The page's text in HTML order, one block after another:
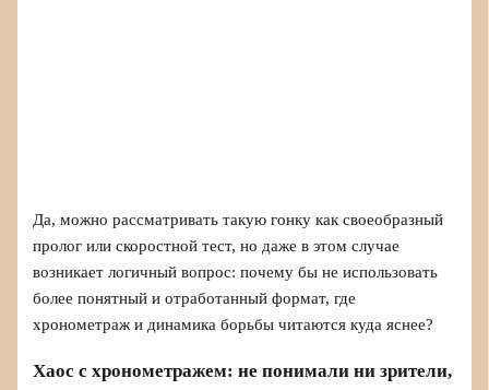
Да, можно рассматривать такую гонку как своеобразный
пролог или скоростной тест, но даже в этом случае
возникает логичный вопрос: почему бы не использовать
более понятный и отработанный формат, где
хронометраж и динамика борьбы читаются куда яснее?
Хаос с хронометражем: не понимали ни зрители,